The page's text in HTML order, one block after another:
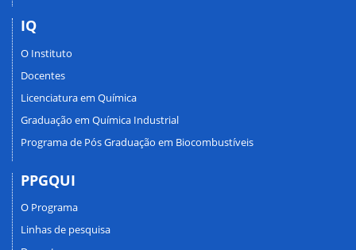
IQ
O Instituto
Docentes
Licenciatura em Química
Graduação em Química Industrial
Programa de Pós Graduação em Biocombustíveis
PPGQUI
O Programa
Linhas de pesquisa